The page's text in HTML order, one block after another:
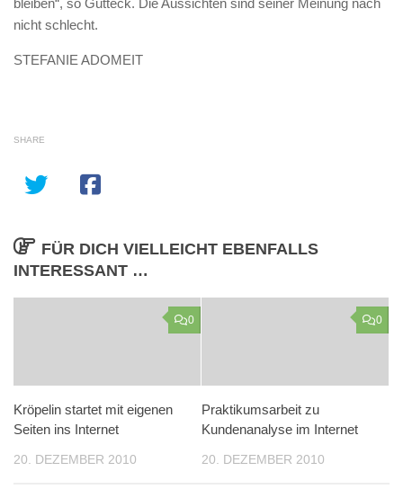
nicht schlecht.
STEFANIE ADOMEIT
SHARE
FÜR DICH VIELLEICHT EBENFALLS
INTERESSANT …
0
Kröpelin startet mit eigenen
Seiten ins Internet
20. DEZEMBER 2010
0
Praktikumsarbeit zu
Kundenanalyse im Internet
20. DEZEMBER 2010